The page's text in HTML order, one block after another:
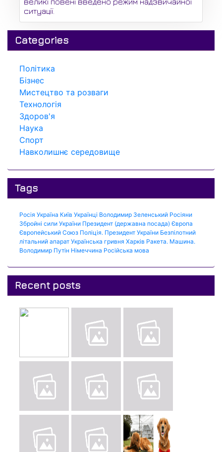
ситуації.
Categories
Політика
Бізнес
Мистецтво та розваги
Технологія
Здоров'я
Наука
Спорт
Навколишнє середовище
Tags
Росія Україна Київ Українці Володимир Зеленський Росіяни
Збройні сили України Президент (державна посада) Європа
Європейський Союз Поліція. Президент України Безпілотний
літальний апарат Українська гривня Харків Ракета. Машина.
Володимир Путін Німеччина Російська мова
Recent posts